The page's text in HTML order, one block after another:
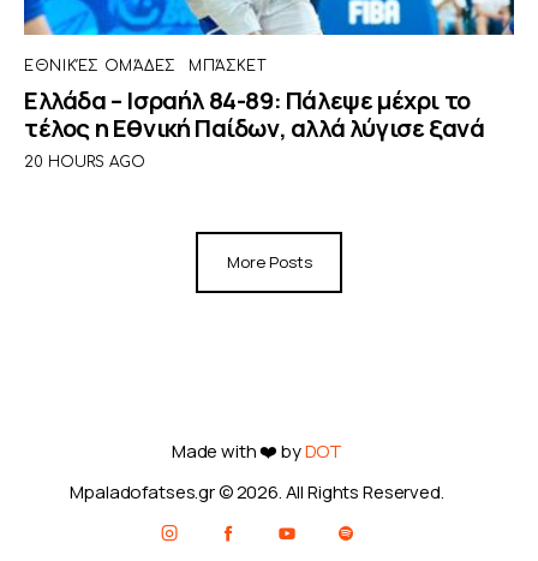
ΕΘΝΙΚΈΣ ΟΜΆΔΕΣ ΜΠΆΣΚΕΤ
Ελλάδα – Ισραήλ 84-89: Πάλεψε μέχρι το
τέλος η Εθνική Παίδων, αλλά λύγισε ξανά
20 HOURS AGO
More Posts
Made with ❤️ byDOT
Mpaladofatses.gr © 2026. All Rights Reserved.